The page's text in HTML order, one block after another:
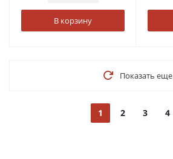
В корзину
Показать еще
1 2 3 4